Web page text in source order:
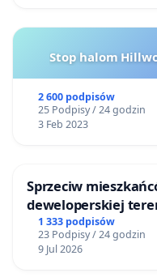
Stop halom
2 600 podpisów
25 Podpisy / 24 godzin
3 Feb 2023
Sprzeciw
deweloperskiej
Bulwarów
1 333 podpisów
23 Podpisy / 24 godzin
9 Jul 2026